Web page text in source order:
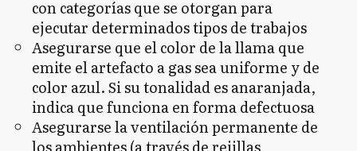
con categorías que se otorgan para
ejecutar determinados tipos de trabajos
Asegurarse que el color de la llama que
emite el artefacto a gas sea uniforme y de
color azul. Si su tonalidad es anaranjada,
indica que funciona en forma defectuosa
Asegurarse la ventilación permanente de
los ambientes (a través de rejillas